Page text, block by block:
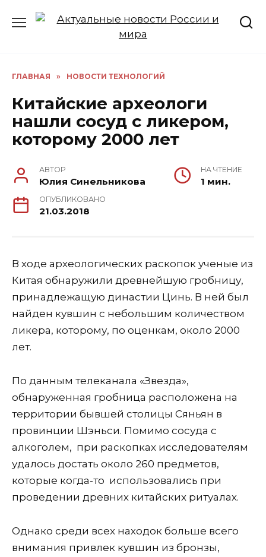
ГЛАВНАЯ » НОВОСТИ ТЕХНОЛОГИЙ
Китайские археологи
нашли сосуд с ликером,
которому 2000 лет
АВТОР
Юлия Синельникова
НА ЧТЕНИЕ
1 мин.
ОПУБЛИКОВАНО
21.03.2018
В ходе археологических раскопок ученые из
Китая обнаружили древнейшую гробницу,
принадлежащую династии Цинь. В ней был
найден кувшин с небольшим количеством
ликера, которому, по оценкам, около 2000
лет.
По данным телеканала «Звезда»,
обнаруженная гробница расположена на
территории бывшей столицы Сяньян в
провинции Шэньси. Помимо сосуда с
алкоголем, при раскопках исследователям
удалось достать около 260 предметов,
которые когда-то использовались при
проведении древних китайских ритуалах.
Однако среди всех находок больше всего
внимания привлек кувшин из бронзы,